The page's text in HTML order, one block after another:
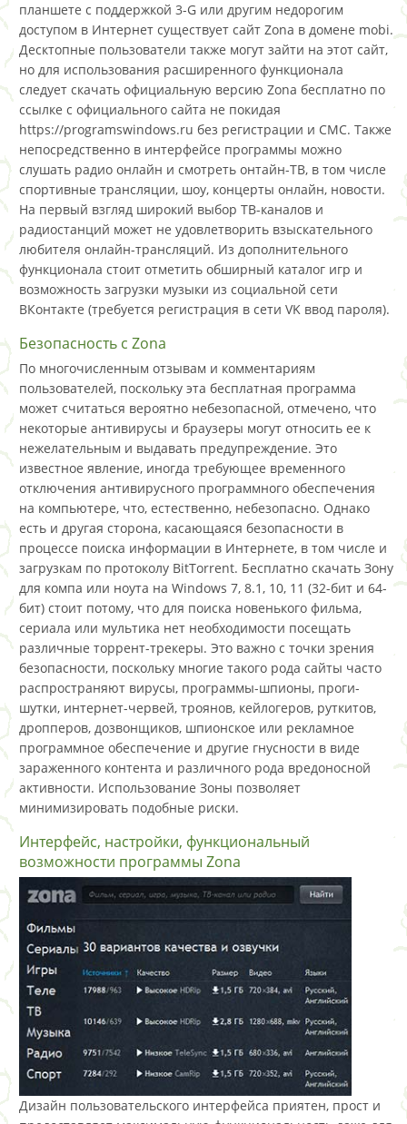
планшете с поддержкой 3-G или другим недорогим
доступом в Интернет существует сайт Zona в домене mobi.
Десктопные пользователи также могут зайти на этот сайт,
но для использования расширенного функционала
следует скачать официальную версию Zona бесплатно по
ссылке с официального сайта не покидая
https://programswindows.ru без регистрации и СМС. Также
непосредственно в интерфейсе программы можно
слушать радио онлайн и смотреть онтайн-ТВ, в том числе
спортивные трансляции, шоу, концерты онлайн, новости.
На первый взгляд широкий выбор ТВ-каналов и
радиостанций может не удовлетворить взыскательного
любителя онлайн-трансляций. Из дополнительного
функционала стоит отметить обширный каталог игр и
возможность загрузки музыки из социальной сети
ВКонтакте (требуется регистрация в сети VK ввод пароля).
Безопасность с Zona
По многочисленным отзывам и комментариям
пользователей, поскольку эта бесплатная программа
может считаться вероятно небезопасной, отмечено, что
некоторые антивирусы и браузеры могут относить ее к
нежелательным и выдавать предупреждение. Это
известное явление, иногда требующее временного
отключения антивирусного программного обеспечения
на компьютере, что, естественно, небезопасно. Однако
есть и другая сторона, касающаяся безопасности в
процессе поиска информации в Интернете, в том числе и
загрузкам по протоколу BitTorrent. Бесплатно скачать Зону
для компа или ноута на Windows 7, 8.1, 10, 11 (32-бит и 64-
бит) стоит потому, что для поиска новенького фильма,
сериала или мультика нет необходимости посещать
различные торрент-трекеры. Это важно с точки зрения
безопасности, поскольку многие такого рода сайты часто
распространяют вирусы, программы-шпионы, проги-
шутки, интернет-червей, троянов, кейлогеров, руткитов,
дропперов, дозвонщиков, шпионское или рекламное
программное обеспечение и другие гнусности в виде
зараженного контента и различного рода вредоносной
активности. Использование Зоны позволяет
минимизировать подобные риски.
Интерфейс, настройки, функциональный
возможности программы Zona
Дизайн пользовательского интерфейса приятен, прост и